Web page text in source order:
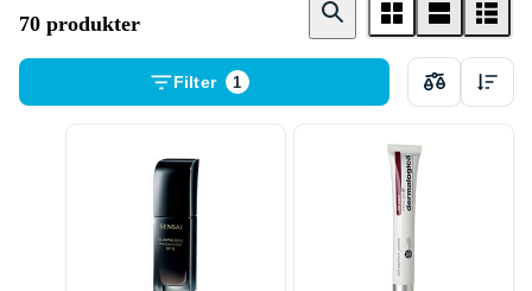
70 produkter
Filter 1